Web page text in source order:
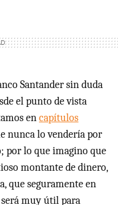
Santander sin duda
el punto de vista
encapítulos
nunca lo vendería por
por lo que imagino que
montante de dinero,
que seguramente en
muy útil para